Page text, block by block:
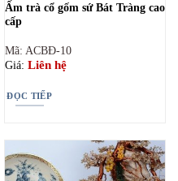
Ấm trà cổ gốm sứ Bát Tràng cao
cấp
Mã: ACBĐ-10
Giá: Liên hệ
ĐỌC TIẾP